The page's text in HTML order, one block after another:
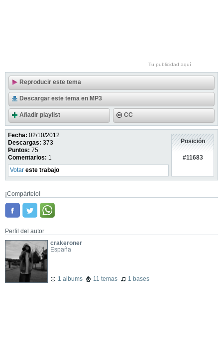
Tu publicidad aquí
Reproducir este tema
Descargar este tema en MP3
Añadir playlist CC
Fecha: 02/10/2012
Descargas: 373
Puntos: 75
Comentarios: 1
Votar este trabajo
Posición
#11683
¡Compártelo!
Perfil del autor
crakeroner
España
1 albums 11 temas 1 bases